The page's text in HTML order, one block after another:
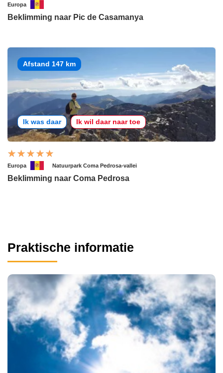
Europa
Beklimming naar Pic de Casamanya
Afstand 147 km
Ik was daar Ik wil daar naar toe
Europa Natuurpark Coma Pedrosa-vallei
Beklimming naar Coma Pedrosa
Praktische informatie